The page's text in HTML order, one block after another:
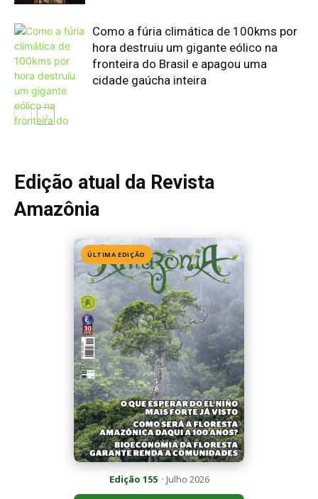
Edição 155· Julho 2026
📖 Ler agora
Mais lidas da semana